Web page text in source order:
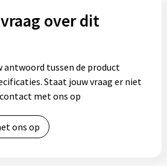
over dit
tussen de product
Staat jouw vraag er niet
met ons op
ons op